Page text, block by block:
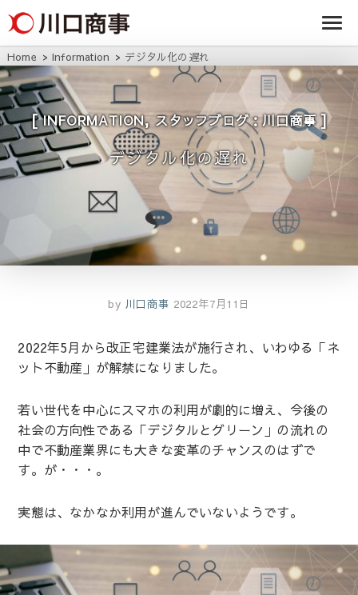
事株式
会社
アパート・マンシ
ョン・マンショ
ン・店舗・事務所
は川口商事株式会
社
Home Information デジタル化の遅れ
INFORMATION,スタッフブログ：川口商事
デジタル化の遅れ
by 川口商事 2022年7月11日
2022年5月から改正宅建業法が施行され、いわゆる「ネ
ット不動産」が解禁になりました。
若い世代を中心にスマホの利用が劇的に増え、今後の
社会の方向性である「デジタルとグリーン」の流れの
中で不動産業界にも大きな変革のチャンスのはずで
す。が・・・。
実態は、なかなか利用が進んでいないようです。